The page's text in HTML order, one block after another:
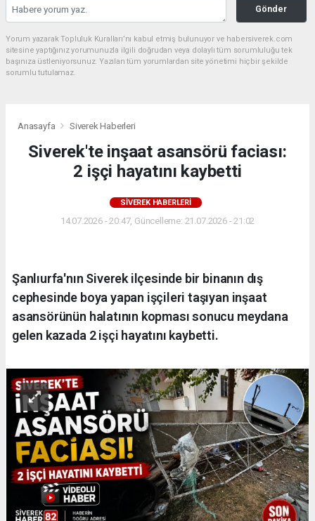
Gönder
Yorum yazarak Topluluk Kuralları’nı kabul etmiş bulunuyor ve habersiverek.com
sitesine yaptığınız yorumunuzla ilgili doğrudan veya dolaylı tüm sorumluluğu tek
başınıza üstleniyorsunuz. Yazılan tüm yorumlardan site yönetimi hiçbir şekilde
sorumlu tutulamaz.
Anasayfa Siverek Haberleri
Siverek'te inşaat asansörü faciası:
2 işçi hayatını kaybetti
SIVEREK HABERLERI
14.07.2026 - 20:47, Güncelleme: 21.07.2026 - 21:02
Şanlıurfa'nın Siverek ilçesinde bir binanın dış
cephesinde boya yapan işçileri taşıyan inşaat
asansörünün halatının kopması sonucu meydana
gelen kazada 2 işçi hayatını kaybetti.